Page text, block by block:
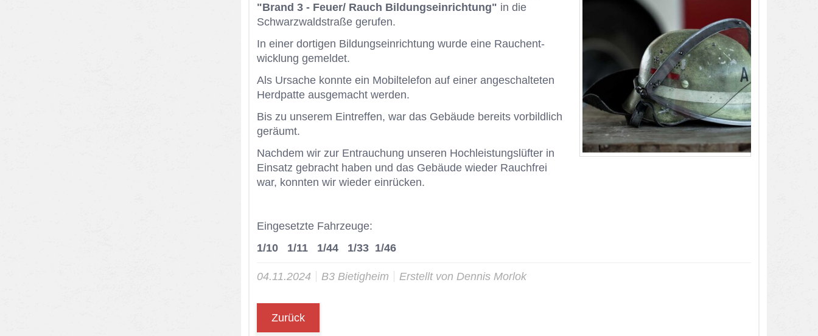
"Brand 3 - Feuer/ Rauch Bildungseinrichtung" in die
Schwarz­wald­stra­ße ge­ru­fen.
In ei­ner dor­ti­gen Bil­dungs­ein­rich­tung wur­de eine Rauch­ent­
wick­lung ge­mel­det.
Als Ur­sa­che konn­te ein Mo­bil­te­le­fon auf ei­ner an­ge­schal­te­ten
Herd­pat­te aus­ge­macht wer­den.
Bis zu un­se­rem Ein­tref­fen, war das Ge­bäu­de be­reits vor­bild­lich
ge­räumt.
Nach­dem wir zur Ent­rau­chung un­se­ren Hoch­leis­tungs­lüf­ter in
Ein­satz ge­bracht ha­ben und das Ge­bäu­de wie­der Rauch­frei
war, konn­ten wir wie­der ein­rü­cken.
Ein­ge­setz­te Fahr­zeu­ge:
1/10 1/11 1/44 1/33 1/46
04.11.2024 B3 Bie­tig­heim Er­stellt von Den­nis Mor­lok
Zurück